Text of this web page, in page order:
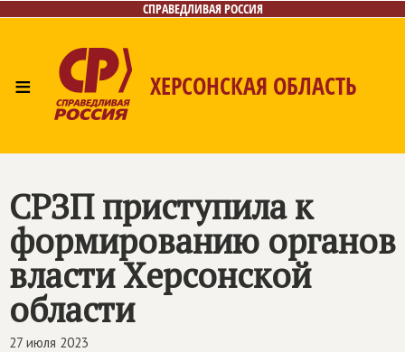
СПРАВЕДЛИВАЯ РОССИЯ
≡ ХЕРСОНСКАЯ ОБЛАСТЬ
СРЗП приступила к
формированию органов
власти Херсонской
области
27 июля 2023